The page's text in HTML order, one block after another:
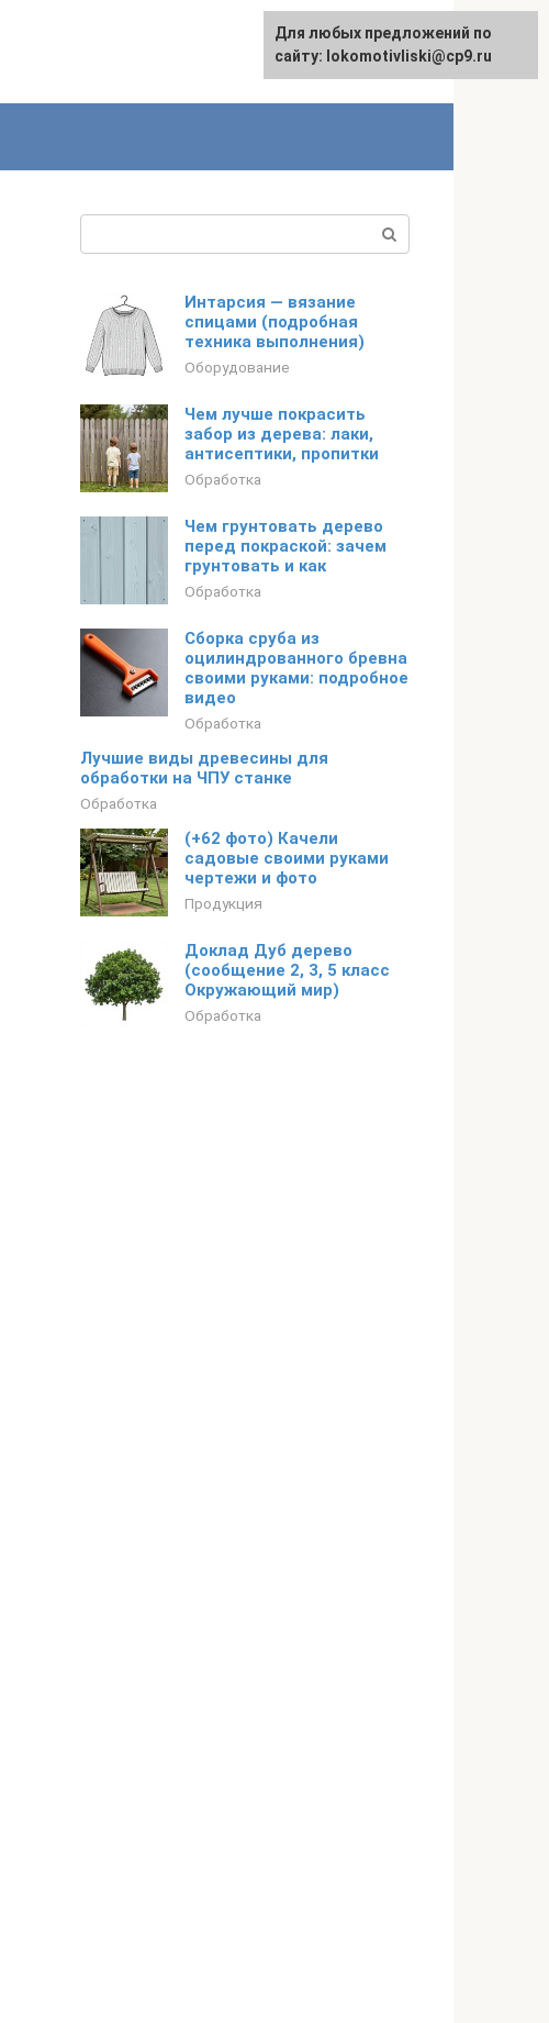
English
Интарсия — вязание
спицами (подробная
техника выполнения)
Оборудование
Чем лучше покрасить
забор из дерева: лаки,
антисептики, пропитки
Обработка
Чем грунтовать дерево
перед покраской: зачем
грунтовать и как
Обработка
Сборка сруба из
оцилиндрованного бревна
своими руками: подробное
видео
Обработка
Лучшие виды древесины для
обработки на ЧПУ станке
Обработка
(+62 фото) Качели
садовые своими руками
чертежи и фото
Продукция
Доклад Дуб дерево
(сообщение 2, 3, 5 класс
Окружающий мир)
Обработка
Для любых предложений по
сайту: lokomotivliski@cp9.ru